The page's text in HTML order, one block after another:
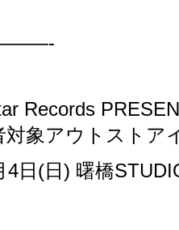
Records
対象アウトストア
4日 (日 ) 曙橋